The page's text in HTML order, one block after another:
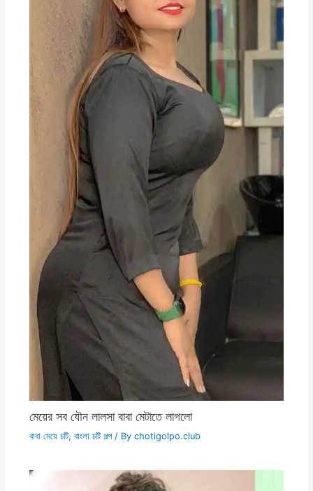
মেয়ের সব যৌন লালসা বাবা মেটাতে লাগলো
বাবা মেয়ে চটি, বাংলা চটি গল্প/ By chotigolpo.club